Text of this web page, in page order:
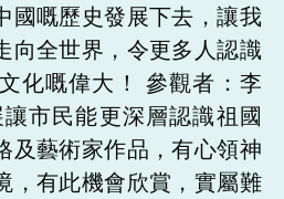
國嘅歷史發展下去，讓我
向全世界，令更多人認識
化嘅偉大！ 參觀者：李
民能更深層認識祖國
及藝術家作品，有心領神
，有此機會欣賞，實屬難